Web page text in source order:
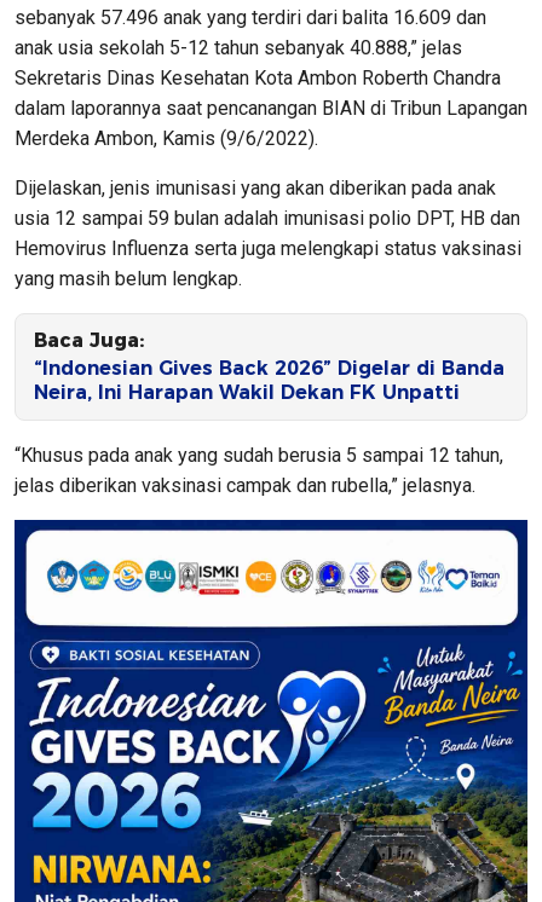
sebanyak 57.496 anak yang terdiri dari balita 16.609 dan
anak usia sekolah 5-12 tahun sebanyak 40.888,” jelas
Sekretaris Dinas Kesehatan Kota Ambon Roberth Chandra
dalam laporannya saat pencanangan BIAN di Tribun Lapangan
Merdeka Ambon, Kamis (9/6/2022).
Dijelaskan, jenis imunisasi yang akan diberikan pada anak
usia 12 sampai 59 bulan adalah imunisasi polio DPT, HB dan
Hemovirus Influenza serta juga melengkapi status vaksinasi
yang masih belum lengkap.
Baca Juga:
“Indonesian Gives Back 2026” Digelar di Banda
Neira, Ini Harapan Wakil Dekan FK Unpatti
“Khusus pada anak yang sudah berusia 5 sampai 12 tahun,
jelas diberikan vaksinasi campak dan rubella,” jelasnya.